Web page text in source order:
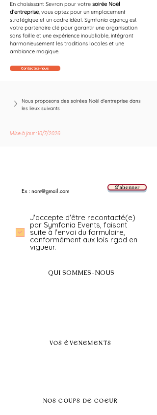
En choisissant Sevran pour votre soirée Noël
d’entreprise, vous optez pour un emplacement
stratégique et un cadre idéal. Symfonia agency est
votre partenaire clé pour garantir une organisation
sans faille et une expérience inoubliable, intégrant
harmonieusement les traditions locales et une
ambiance magique.
Contactez-nous
Nous proposons des soirées Noël d'entreprise dans
les lieux suivants
Mise à jour : 10/7/2026
S'abonner
J'accepte d'être recontacté(e)
par Symfonia Events, faisant
suite à l'envoi du formulaire,
conformément aux lois rgpd en
vigueur.
QUI SOMMES-NOUS
VOS ÉVENEMENTS
NOS COUPS DE COEUR